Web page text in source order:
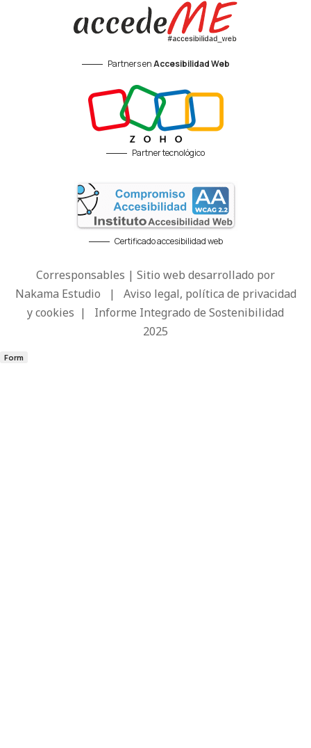
Partners enAccesibilidad Web
Partner tecnológico
Certificado accesibilidad web
Corresponsables | Sitio web desarrollado por
Nakama Estudio | Aviso legal, política de privacidad
y cookies | Informe Integrado de Sostenibilidad
2025
Form